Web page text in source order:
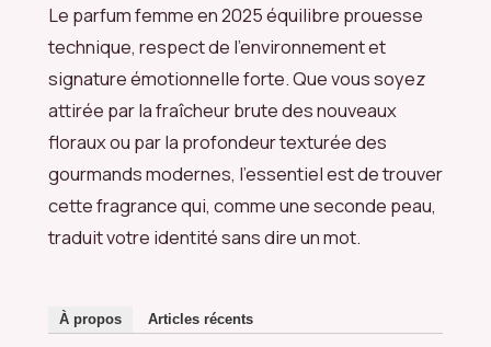
Le parfum femme en 2025 équilibre prouesse
technique, respect de l’environnement et
signature émotionnelle forte. Que vous soyez
attirée par la fraîcheur brute des nouveaux
floraux ou par la profondeur texturée des
gourmands modernes, l’essentiel est de trouver
cette fragrance qui, comme une seconde peau,
traduit votre identité sans dire un mot.
À propos Articles récents